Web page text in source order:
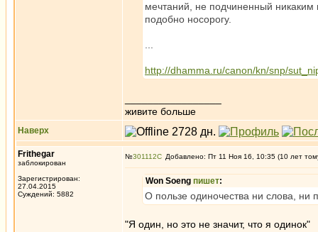
мечтаний, не подчиненный
подобно носорогу.
http://dhamma.ru/canon/kn/snp/
живите больше
Наверх
Frithegar
заблокирован
Зарегистрирован:
27.04.2015
Суждений: 5882
№301112 Добавлено: Пт 11 Ноя 16, 10:35 (10 лет
Won Soeng пишет:
О пользе одиночества ни слова, ни
"Я один, но это не значит, что я одинок"